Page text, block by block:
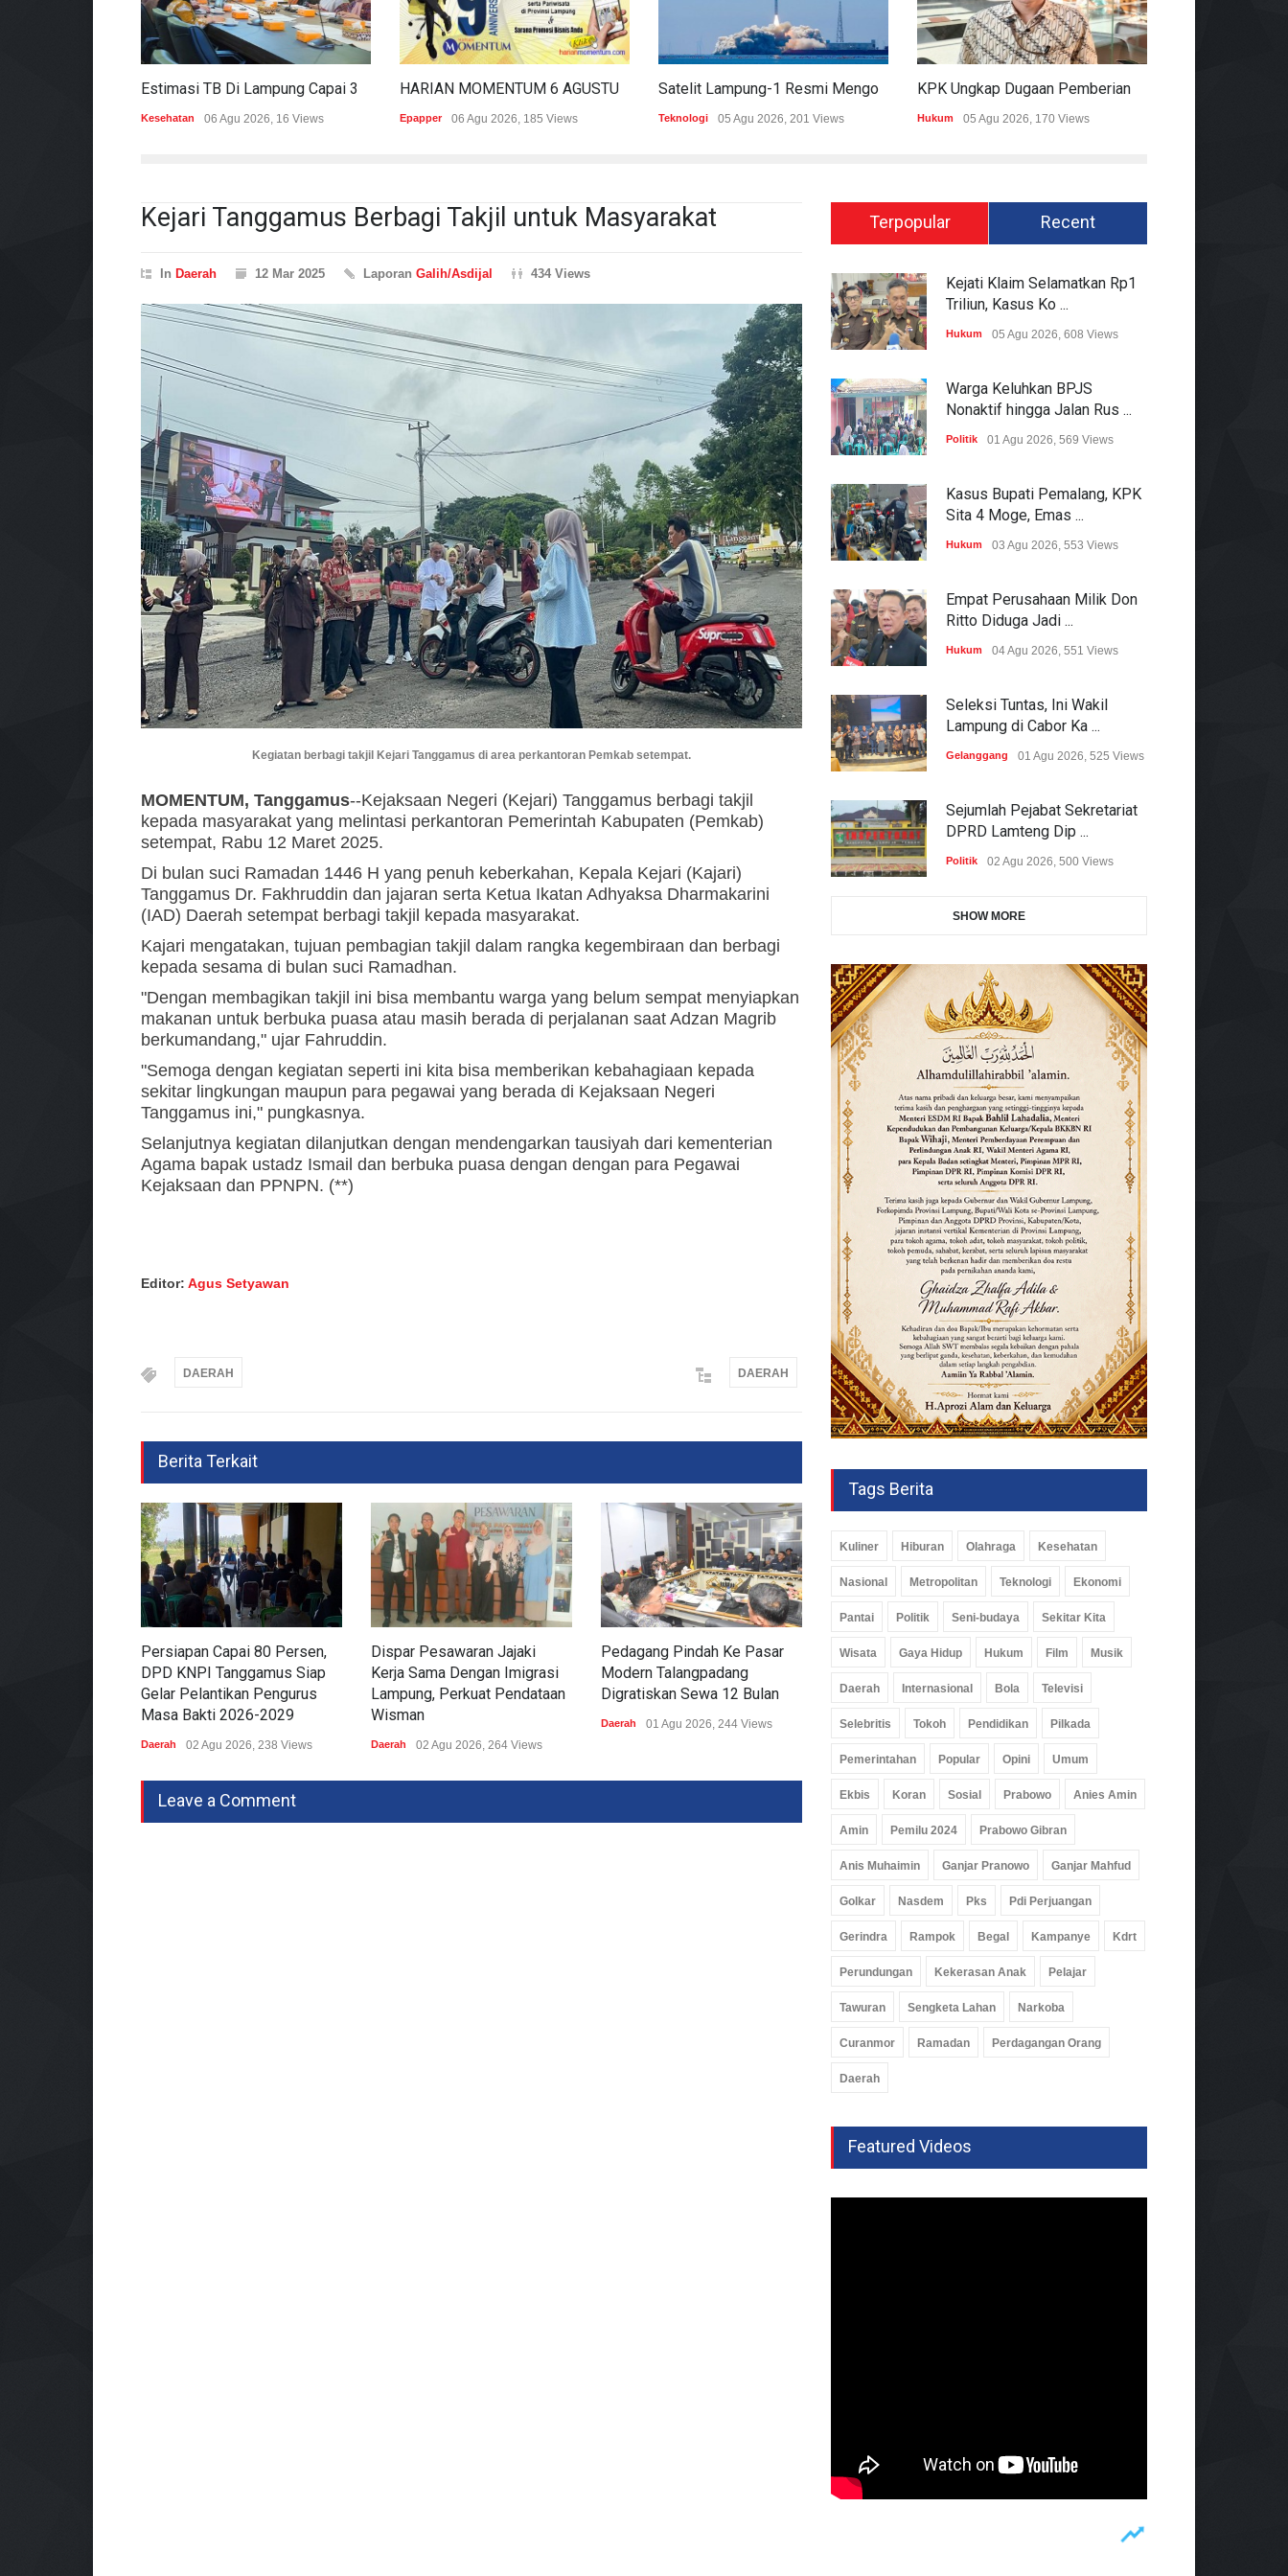
Kesehatan 06 Agu 2026, 16 Views Epapper 06 Agu 2026, 185 Views Teknologi 05 Agu 2026, 201 Views Hukum 05 Agu 2026, 170 Views
Kejari Tanggamus Berbagi Takjil untuk Masyarakat
In Daerah 12 Mar 2025 Laporan Galih/Asdijal 434 Views
Kegiatan berbagi takjil Kejari Tanggamus di area perkantoran Pemkab setempat.
MOMENTUM, Tanggamus--Kejaksaan Negeri (Kejari) Tanggamus berbagi takjil
kepada masyarakat yang melintasi perkantoran Pemerintah Kabupaten (Pemkab)
setempat, Rabu 12 Maret 2025.
Di bulan suci Ramadan 1446 H yang penuh keberkahan, Kepala Kejari (Kajari)
Tanggamus Dr. Fakhruddin dan jajaran serta Ketua Ikatan Adhyaksa Dharmakarini
(IAD) Daerah setempat berbagi takjil kepada masyarakat.
Kajari mengatakan, tujuan pembagian takjil dalam rangka kegembiraan dan berbagi
kepada sesama di bulan suci Ramadhan.
"Dengan membagikan takjil ini bisa membantu warga yang belum sempat menyiapkan
makanan untuk berbuka puasa atau masih berada di perjalanan saat Adzan Magrib
berkumandang," ujar Fahruddin.
"Semoga dengan kegiatan seperti ini kita bisa memberikan kebahagiaan kepada
sekitar lingkungan maupun para pegawai yang berada di Kejaksaan Negeri
Tanggamus ini," pungkasnya.
Selanjutnya kegiatan dilanjutkan dengan mendengarkan tausiyah dari kementerian
Agama bapak ustadz Ismail dan berbuka puasa dengan dengan para Pegawai
Kejaksaan dan PPNPN. (**)
Editor: Agus Setyawan
DAERAH DAERAH
Berita Terkait
Persiapan Capai 80 Persen,
DPD KNPI Tanggamus Siap
Gelar Pelantikan Pengurus
Masa Bakti 2026-2029
Daerah 02 Agu 2026, 238 Views
Dispar Pesawaran Jajaki
Kerja Sama Dengan Imigrasi
Lampung, Perkuat Pendataan
Wisman
Daerah 02 Agu 2026, 264 Views
Pedagang Pindah Ke Pasar
Modern Talangpadang
Digratiskan Sewa 12 Bulan
Daerah 01 Agu 2026, 244 Views
Wabup Tubaba Resmikan
CSR PLN Peduli
Daerah 31 Jul 2026, 228 Views
Leave a Comment
Terpopular Recent
Kejati Klaim Selamatkan Rp1
Triliun, Kasus Ko ...
Hukum 05 Agu 2026, 608 Views
Warga Keluhkan BPJS
Nonaktif hingga Jalan Rus ...
Politik 01 Agu 2026, 569 Views
Kasus Bupati Pemalang, KPK
Sita 4 Moge, Emas ...
Hukum 03 Agu 2026, 553 Views
Empat Perusahaan Milik Don
Ritto Diduga Jadi ...
Hukum 04 Agu 2026, 551 Views
Seleksi Tuntas, Ini Wakil
Lampung di Cabor Ka ...
Gelanggang 01 Agu 2026, 525 Views
Sejumlah Pejabat Sekretariat
DPRD Lamteng Dip ...
Politik 02 Agu 2026, 500 Views
SHOW MORE
Tags Berita
Kuliner Hiburan Olahraga Kesehatan
Nasional Metropolitan Teknologi Ekonomi
Pantai Politik Seni-budaya Sekitar Kita
Wisata Gaya Hidup Hukum Film Musik
Daerah Internasional Bola Televisi
Selebritis Tokoh Pendidikan Pilkada
Pemerintahan Popular Opini Umum
Ekbis Koran Sosial Prabowo Anies Amin
Amin Pemilu 2024 Prabowo Gibran
Anis Muhaimin Ganjar Pranowo Ganjar Mahfud
Golkar Nasdem Pks Pdi Perjuangan
Gerindra Rampok Begal Kampanye Kdrt
Perundungan Kekerasan Anak Pelajar
Tawuran Sengketa Lahan Narkoba
Curanmor Ramadan Perdagangan Orang
Daerah
Featured Videos